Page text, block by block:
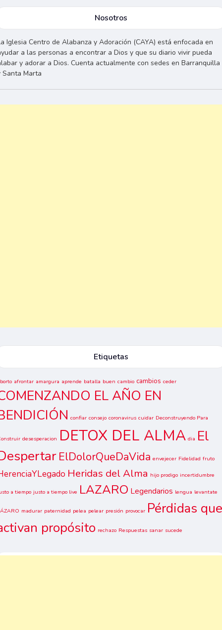
Nosotros
Iglesia Centro de Alabanza y Adoración (CAYA) está enfocada en
a las personas a encontrar a Dios y que su diario vivir pueda
y adorar a Dios. Cuenta actualmente con sedes en Barranquilla
Santa Marta
Etiquetas
afrontar amargura aprende batalla buen cambio cambios ceder
EL AÑO EN
confiar consejo coronavirus cuidar Deconstruyendo Para
desesperacion DETOX DEL ALMA dia El
ElDolorQueDaVida envejecer Fidelidad fruto
Heridas del Alma hijo prodigo incertidumbre
a tiempo justo a tiempo live LAZARO Legendarios lengua levantate
madurar paternidad pelea pelear presión provocar Pérdidas que
propósito rechazo Respuestas sanar sucede